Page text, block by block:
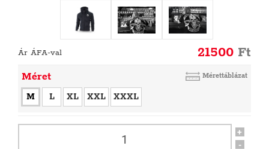
Ár ÁFA-val 21500 Ft
Méret Mérettáblázat
M L XL XXL XXXL
+
-